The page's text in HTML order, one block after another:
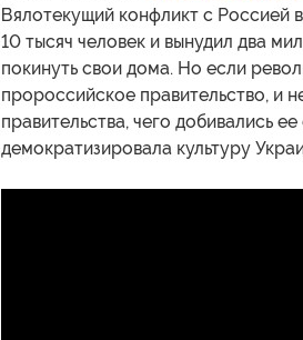
Вялотекущий конфликт с Россией
10 тысяч человек и вынудил два
покинуть свои дома. Но если
пророссийское правительство, и
правительства, чего добивались
демократизировала культуру